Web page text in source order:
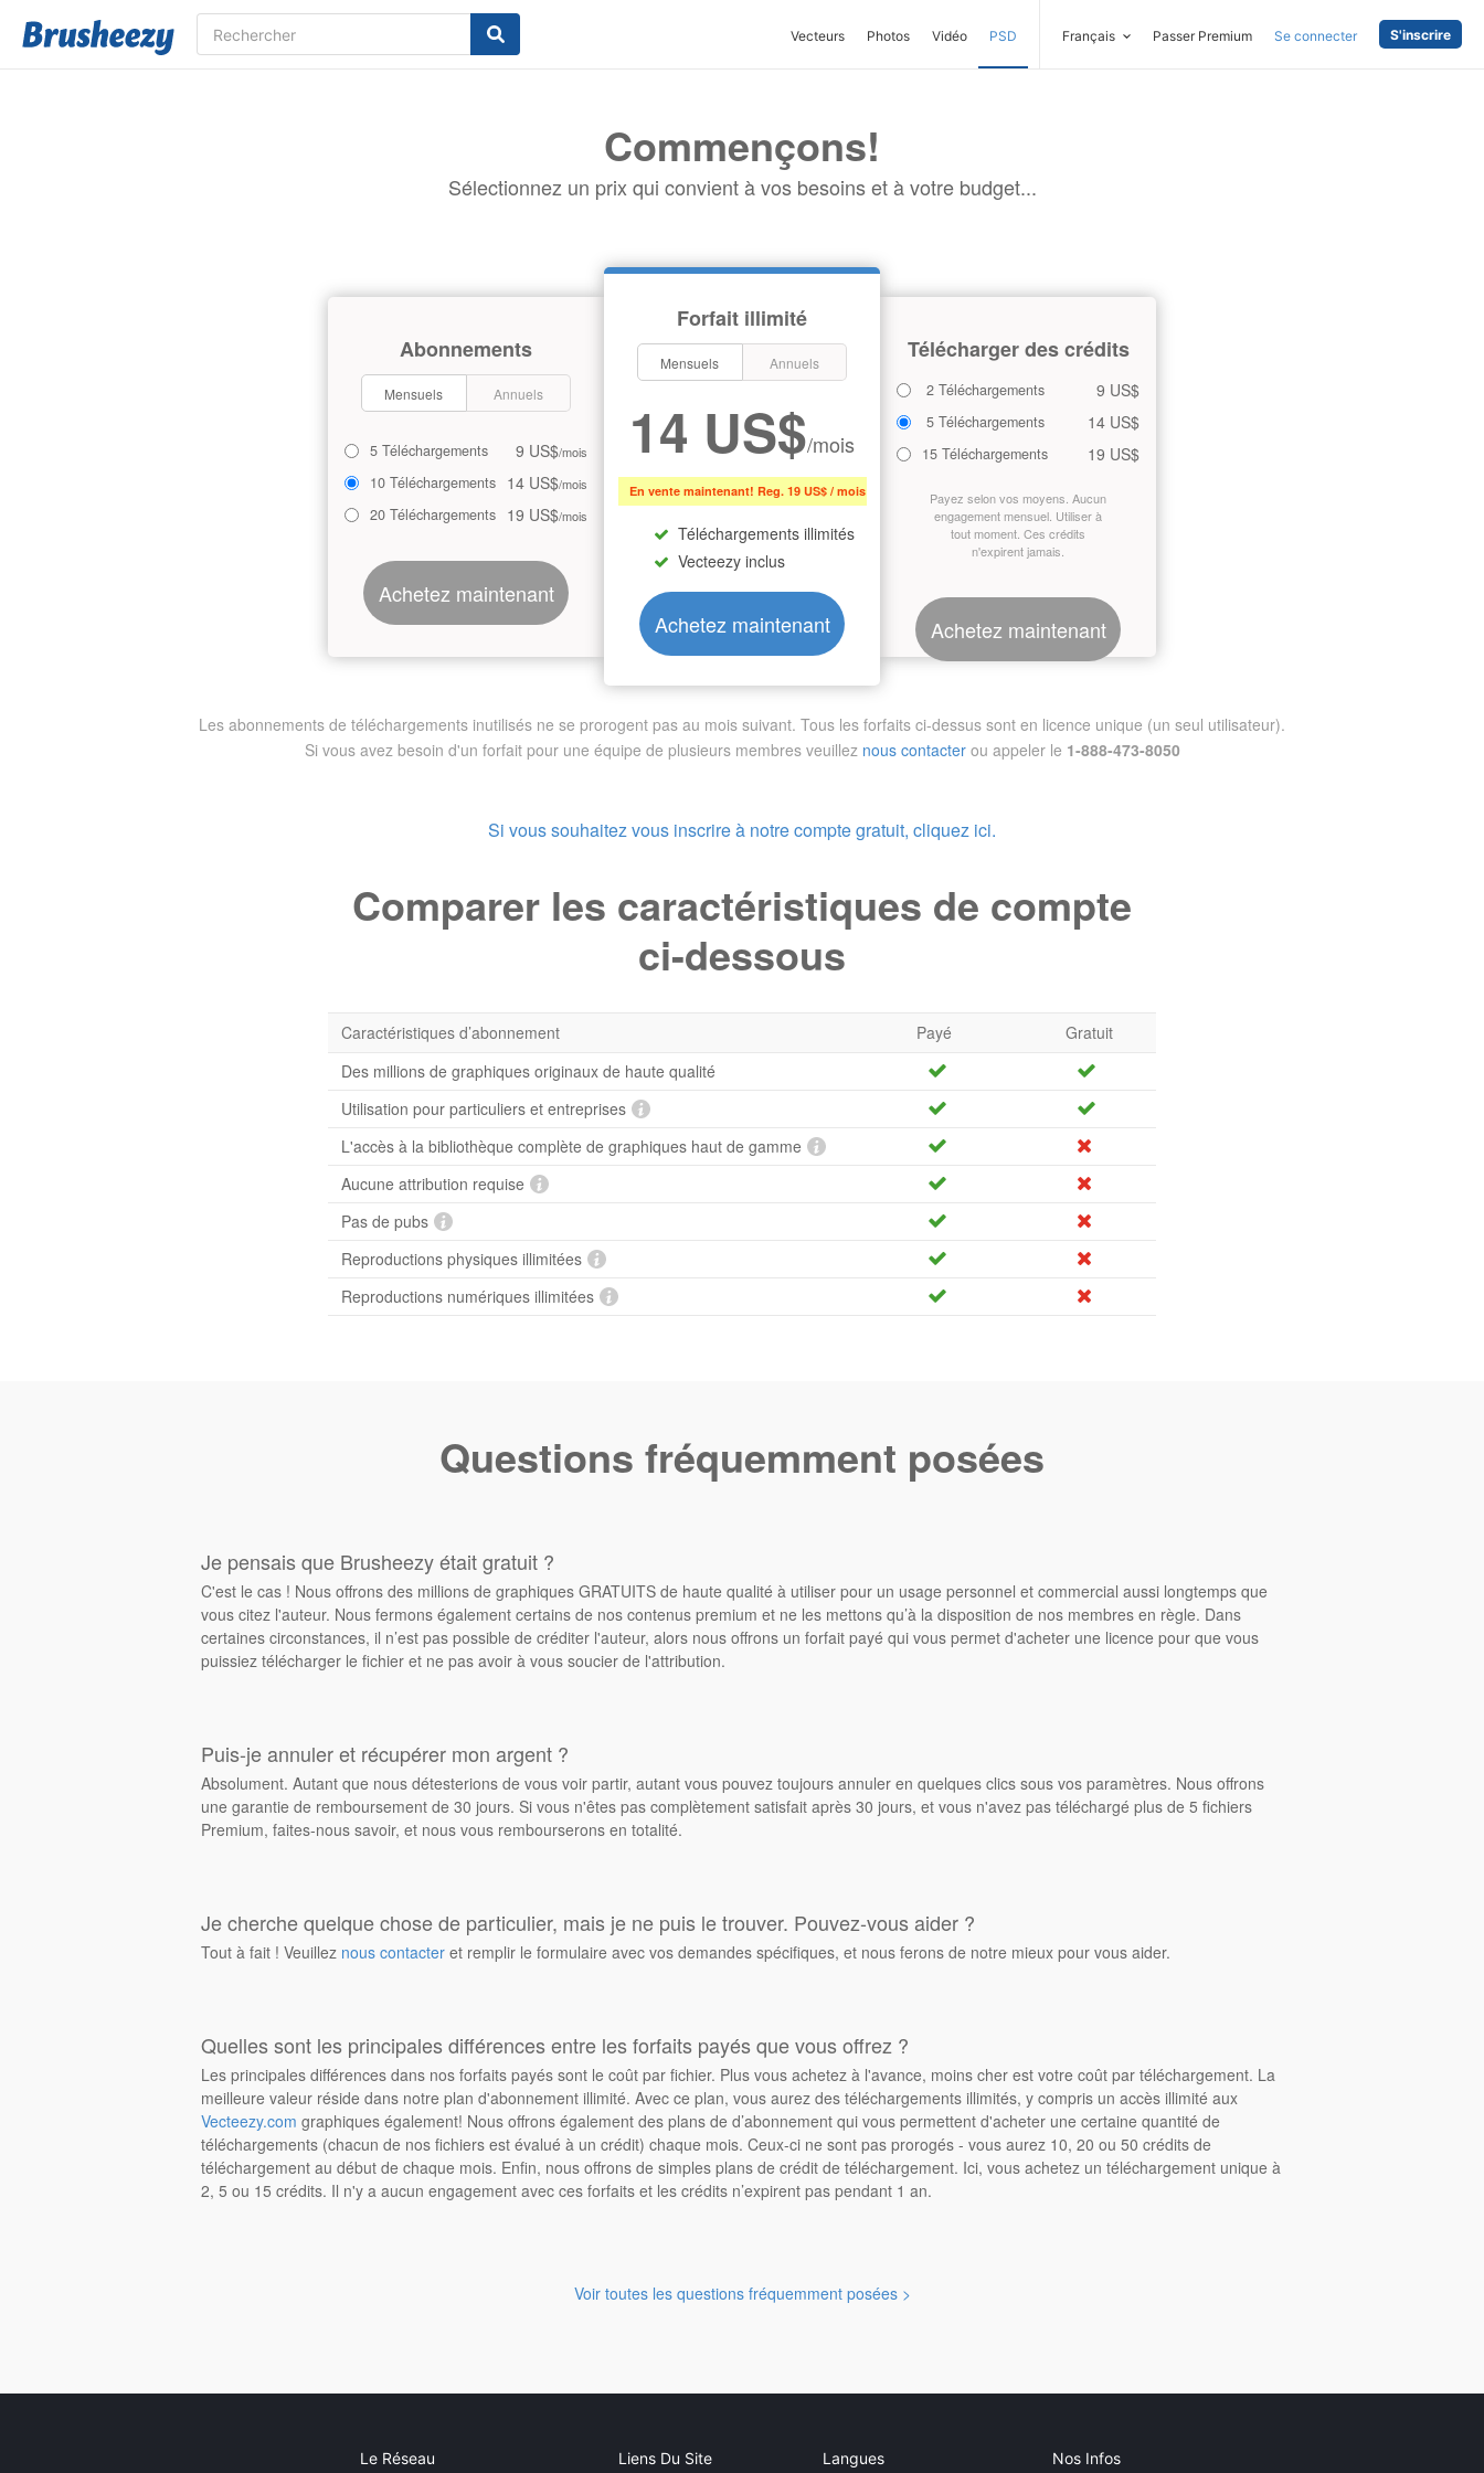
Vecteurs Photos Vidéo PSD Français Passer Premium Se connecter S'inscrire
Commençons!
Sélectionnez un prix qui convient à vos besoins et à votre budget...
Forfait illimité
Mensuels Annuels
14 US$/mois
En vente maintenant! Reg. 19 US$ / mois
Téléchargements illimités
Vecteezy inclus
Achetez maintenant
Abonnements
Mensuels Annuels
5 Téléchargements 9 US$/mois
10 Téléchargements 14 US$/mois
20 Téléchargements 19 US$/mois
Achetez maintenant
Télécharger des crédits
2 Téléchargements 9 US$
5 Téléchargements 14 US$
15 Téléchargements 19 US$
Payez selon vos moyens. Aucun
engagement mensuel. Utiliser à
tout moment. Ces crédits
n'expirent jamais.
Achetez maintenant
Les abonnements de téléchargements inutilisés ne se prorogent pas au mois suivant. Tous les forfaits ci-dessus sont en licence unique (un seul utilisateur).
Si vous avez besoin d'un forfait pour une équipe de plusieurs membres veuillez nous contacterou appeler le 1-888-473-8050
Si vous souhaitez vous inscrire à notre compte gratuit, cliquez ici.
Comparer les caractéristiques de compte
ci-dessous
Caractéristiques d’abonnement Payé
Gratuit
Des millions de graphiques originaux de haute qualité
Utilisation pour particuliers et entreprises
L'accès à la bibliothèque complète de graphiques haut de gamme
Aucune attribution requise
Pas de pubs
Reproductions physiques illimitées
Reproductions numériques illimitées
Questions fréquemment posées
Je pensais que Brusheezy était gratuit ?
C'est le cas ! Nous offrons des millions de graphiques GRATUITS de haute qualité à utiliser pour un usage personnel et commercial aussi longtemps que
vous citez l'auteur. Nous fermons également certains de nos contenus premium et ne les mettons qu’à la disposition de nos membres en règle. Dans
certaines circonstances, il n’est pas possible de créditer l'auteur, alors nous offrons un forfait payé qui vous permet d'acheter une licence pour que vous
puissiez télécharger le fichier et ne pas avoir à vous soucier de l'attribution.
Puis-je annuler et récupérer mon argent ?
Absolument. Autant que nous détesterions de vous voir partir, autant vous pouvez toujours annuler en quelques clics sous vos paramètres. Nous offrons
une garantie de remboursement de 30 jours. Si vous n'êtes pas complètement satisfait après 30 jours, et vous n'avez pas téléchargé plus de 5 fichiers
Premium, faites-nous savoir, et nous vous rembourserons en totalité.
Je cherche quelque chose de particulier, mais je ne puis le trouver. Pouvez-vous aider ?
Tout à fait ! Veuillez nous contacter et remplir le formulaire avec vos demandes spécifiques, et nous ferons de notre mieux pour vous aider.
Quelles sont les principales différences entre les forfaits payés que vous offrez ?
Les principales différences dans nos forfaits payés sont le coût par fichier. Plus vous achetez à l'avance, moins cher est votre coût par téléchargement. La
meilleure valeur réside dans notre plan d'abonnement illimité. Avec ce plan, vous aurez des téléchargements illimités, y compris un accès illimité aux
Vecteezy.com graphiques également! Nous offrons également des plans de d’abonnement qui vous permettent d'acheter une certaine quantité de
téléchargements (chacun de nos fichiers est évalué à un crédit) chaque mois. Ceux-ci ne sont pas prorogés - vous aurez 10, 20 ou 50 crédits de
téléchargement au début de chaque mois. Enfin, nous offrons de simples plans de crédit de téléchargement. Ici, vous achetez un téléchargement unique à
2, 5 ou 15 crédits. Il n'y a aucun engagement avec ces forfaits et les crédits n’expirent pas pendant 1 an.
Voir toutes les questions fréquemment posées >
Le Réseau Liens Du Site Langues Nos Infos